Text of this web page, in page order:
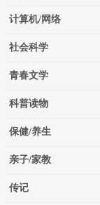
计算机/网络
社会科学
青春文学
科普读物
保健/养生
亲子/家教
传记